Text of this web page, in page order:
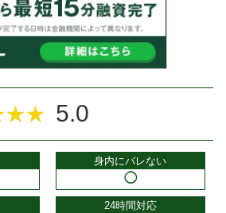
5.0
身内にバレない
◯
24時間対応